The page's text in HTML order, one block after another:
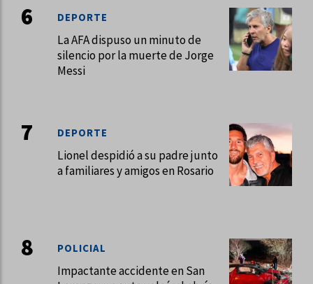
La AFA dispuso un minuto de
silencio por la muerte de Jorge
Messi
DEPORTE
Lionel despidió a su padre junto
a familiares y amigos en Rosario
DEPORTE
Impactante accidente en San
POLICIAL